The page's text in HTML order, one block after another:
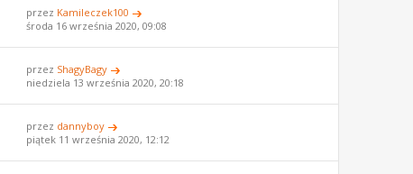
przez Kamileczek100
środa 16 września 2020, 09:08
przez ShagyBagy
niedziela 13 września 2020, 20:18
przez dannyboy
piątek 11 września 2020, 12:12